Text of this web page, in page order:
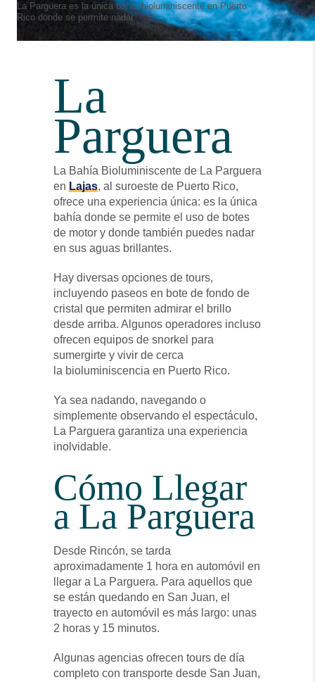
La Parguera es la única bahía bioluminiscente en Puerto
Rico donde se permite nadar.
La
Parguera
La Bahía Bioluminiscente de La Parguera
en Lajas, al suroeste de Puerto Rico,
ofrece una experiencia única: es la única
bahía donde se permite el uso de botes
de motor y donde también puedes nadar
en sus aguas brillantes.
Hay diversas opciones de tours,
incluyendo paseos en bote de fondo de
cristal que permiten admirar el brillo
desde arriba. Algunos operadores incluso
ofrecen equipos de snorkel para
sumergirte y vivir de cerca
la bioluminiscencia en Puerto Rico.
Ya sea nadando, navegando o
simplemente observando el espectáculo,
La Parguera garantiza una experiencia
inolvidable.
Cómo Llegar
a La Parguera
Desde Rincón, se tarda
aproximadamente 1 hora en automóvil en
llegar a La Parguera. Para aquellos que
se están quedando en San Juan, el
trayecto en automóvil es más largo: unas
2 horas y 15 minutos.
Algunas agencias ofrecen tours de día
completo con transporte desde San Juan,